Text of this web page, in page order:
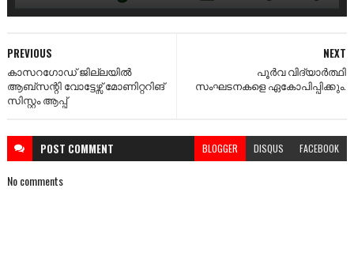
NEXT
പൂർവ വിദ്യാർത്ഥി
സംഘടനകളെ ഏകോപിപ്പിക്കും.
PREVIOUS
കാസറഗോഡ് ജില്ലയിൽ
ആബ്സന്റി വോട്ടേഴ്സ് മോണിറ്ററിങ്
സിസ്റ്റം ആപ്പ്
POST COMMENT BLOGGER DISQUS FACEBOOK
No comments